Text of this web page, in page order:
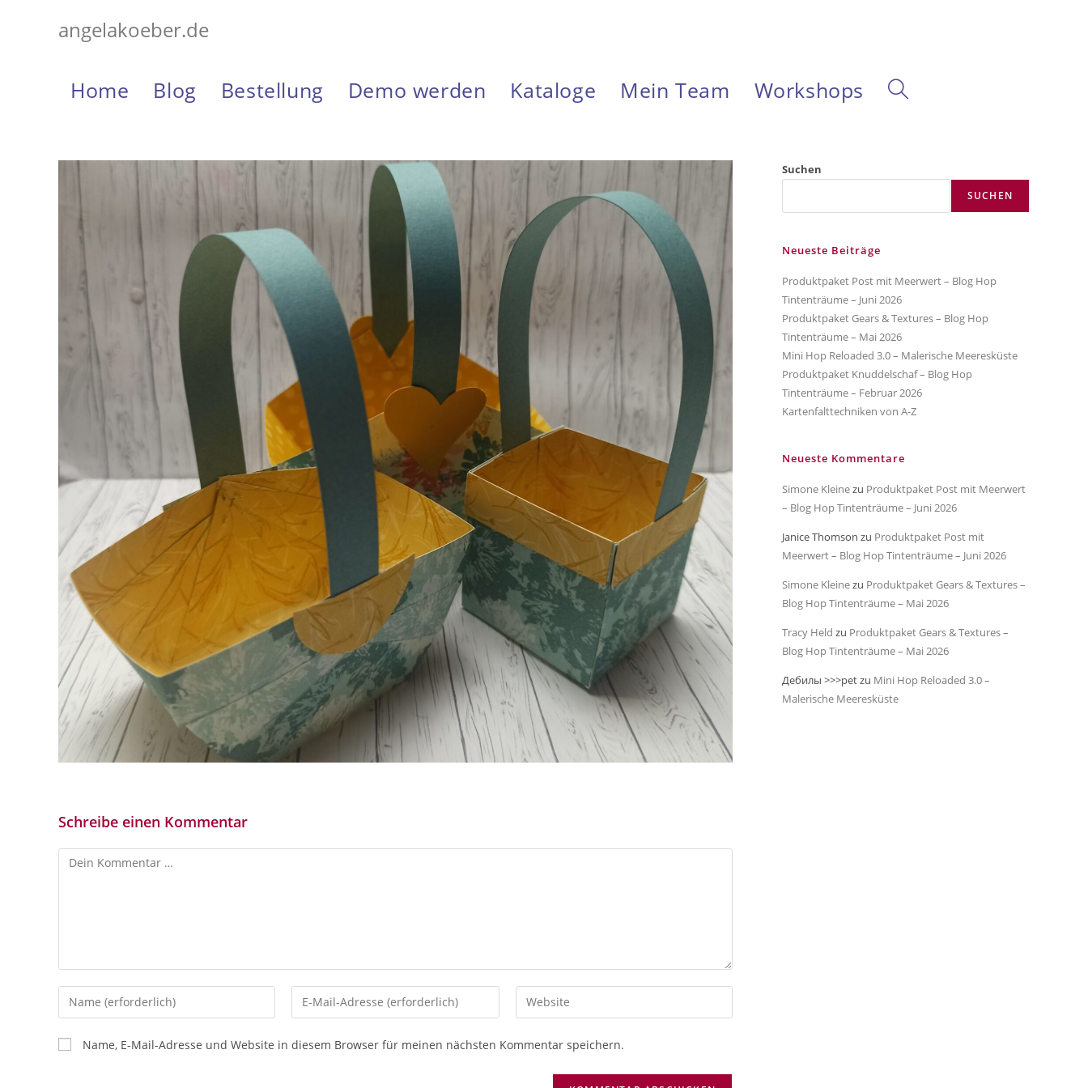
angelakoeber.de
Home Blog Bestellung Demo werden Kataloge Mein Team Workshops Website-
umschalten
Schreibe einen Kommentar
Kommentar
Gib
deinen
Namen
oder
Gib
deine
Gib
deine
Name, E-Mail-Adresse und Website in diesem Browser für meinen nächsten Kommentar speichern.
Suchen
SUCHEN
Neueste Beiträge
Produktpaket Post mit Meerwert – Blog Hop
Tintenträume – Juni 2026
Produktpaket Gears & Textures – Blog Hop
Tintenträume – Mai 2026
Mini Hop Reloaded 3.0 – Malerische Meeresküste
Produktpaket Knuddelschaf – Blog Hop
Tintenträume – Februar 2026
Kartenfalttechniken von A-Z
Neueste Kommentare
Simone Kleinezu Produktpaket Post mit Meerwert
– Blog Hop Tintenträume – Juni 2026
Janice Thomson zu Produktpaket Post mit
Meerwert – Blog Hop Tintenträume – Juni 2026
Simone Kleinezu Produktpaket Gears & Textures –
Blog Hop Tintenträume – Mai 2026
Tracy Held zu Produktpaket Gears & Textures –
Blog Hop Tintenträume – Mai 2026
Дебилы >>>petzu Mini Hop Reloaded 3.0 –
Malerische Meeresküste